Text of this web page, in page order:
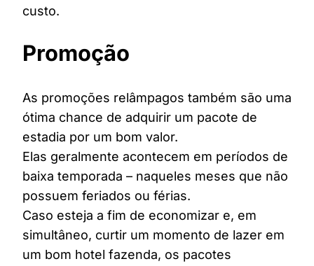
custo.
Promoção
As promoções relâmpagos também são uma
ótima chance de adquirir um pacote de
estadia por um bom valor.
Elas geralmente acontecem em períodos de
baixa temporada – naqueles meses que não
possuem feriados ou férias.
Caso esteja a fim de economizar e, em
simultâneo, curtir um momento de lazer em
um bom hotel fazenda, os pacotes